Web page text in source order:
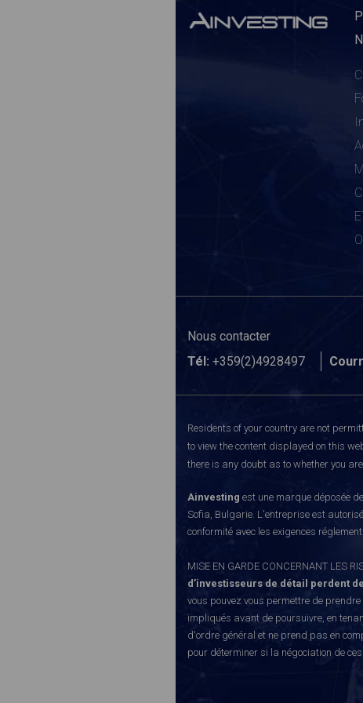
Nous contacter
Tél: +359(2)4928497
Residents of your country are not
to view the content displayed on this
there is any doubt as to whether you
Ainvesting est une marque déposée
Sofia, Bulgarie. L'entreprise est
conformité avec les exigences
MISE EN GARDE CONCERNANT LES
d’investisseurs de détail perdent
vous pouvez vous permettre de
impliqués avant de poursuivre, en
d'ordre général et ne prend pas en
pour déterminer si la négociation de